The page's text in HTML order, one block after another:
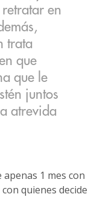
en
trata
que
que le
juntos
atrevida
1 mes con
quienes decide